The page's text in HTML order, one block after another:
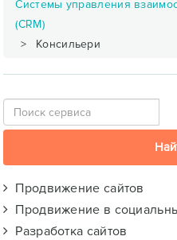
Системы управления
(CRM)
Консильери
Продвижение сайтов
Продвижение в
Разработка сайтов